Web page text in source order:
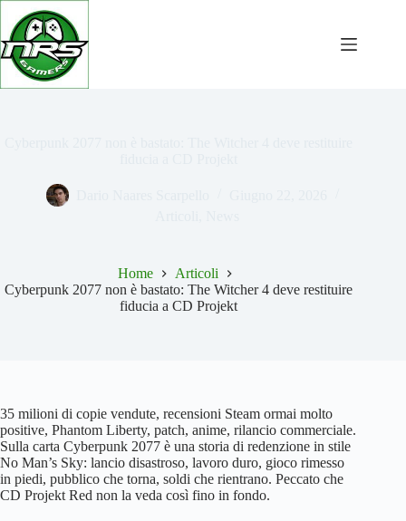
Salta
contenuto
Home
Articoli
Cyberpunk 2077 non è bastato: The Witcher 4 deve restituire
fiducia a CD Projekt
35 milioni di copie vendute, recensioni Steam ormai molto
positive, Phantom Liberty, patch, anime, rilancio commerciale.
Sulla carta Cyberpunk 2077 è una storia di redenzione in stile
No Man’s Sky: lancio disastroso, lavoro duro, gioco rimesso
in piedi, pubblico che torna, soldi che rientrano. Peccato che
CD Projekt Red non la veda così fino in fondo.